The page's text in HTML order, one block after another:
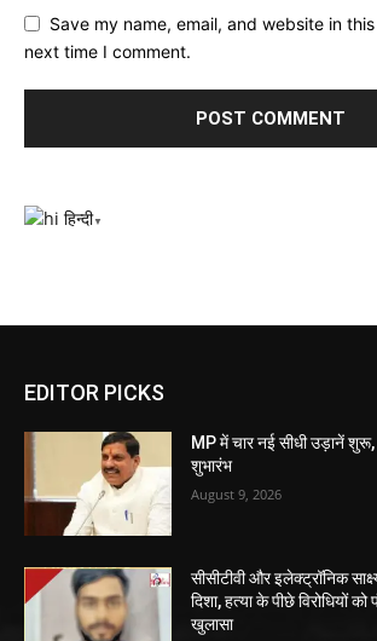
Save my name, email, and website in
next time I comment.
हिन्दी▼
EDITOR PICKS
MP में चार नई सीधी उड़ानें
शुभारंभ
August 9, 2026
सीसीटीवी और इलेक्ट्रॉनिक
दिशा, हत्या के पीछे विरोधियों
खुलासा